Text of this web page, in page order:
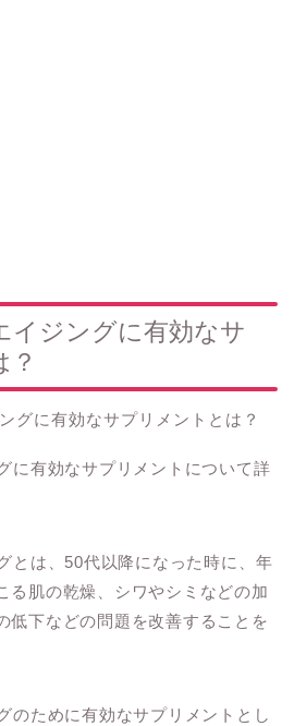
イジングに有効なサ
？
に有効なサプリメントについて詳
とは、50代以降になった時に、年
る肌の乾燥、シワやシミなどの加
低下などの問題を改善することを
のために有効なサプリメントとし